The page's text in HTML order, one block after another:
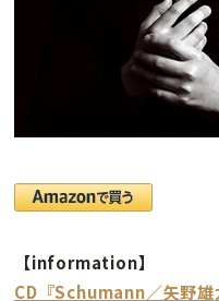
【information】
CD『Schumann／矢野雄